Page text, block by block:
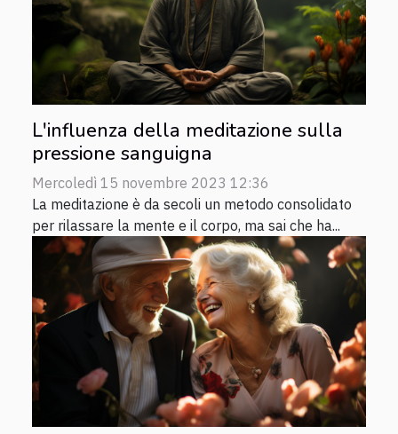
L'influenza della meditazione sulla
pressione sanguigna
Mercoledì 15 novembre 2023 12:36
La meditazione è da secoli un metodo consolidato
per rilassare la mente e il corpo, ma sai che ha...